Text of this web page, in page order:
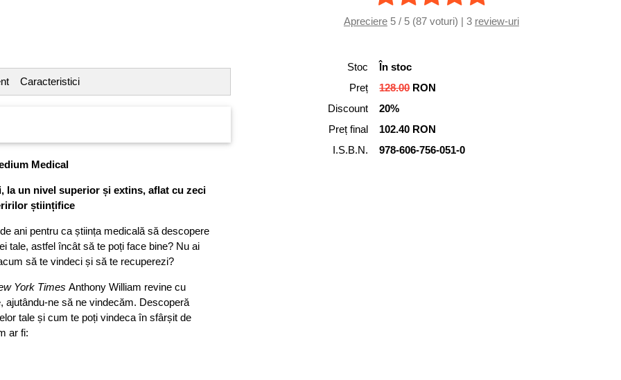
Apreciere5 / 5 (87 voturi) | 3 review-uri
Caracteristici
Medical
la un nivel superior și extins, aflat cu zeci
științifice
ani pentru ca știința medicală să descopere
tale, astfel încât să te poți face bine? Nu ai
să te vindeci și să te recuperezi?
York Times Anthony William revine cu
ajutându-ne să ne vindecăm. Descoperă
tale și cum te poți vindeca în sfârșit de
ar fi:
Stoc
În stoc
Preț
128.00RON
Discount
20%
Preț final
102.40 RON
I.S.B.N.
978-606-756-051-0